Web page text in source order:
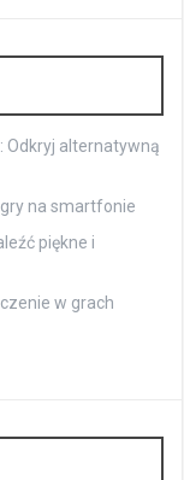
Odkryj alternatywną
gry na smartfonie
piękne i
w grach